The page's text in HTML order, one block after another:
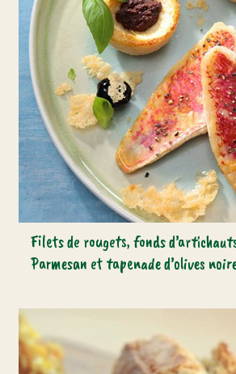
Filets de rougets, fonds
Parmesan et tapenade d’olives